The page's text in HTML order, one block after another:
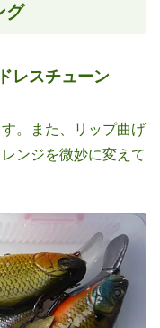
グ
レスチューン
。また、リップ曲げ
ンジを微妙に変えて